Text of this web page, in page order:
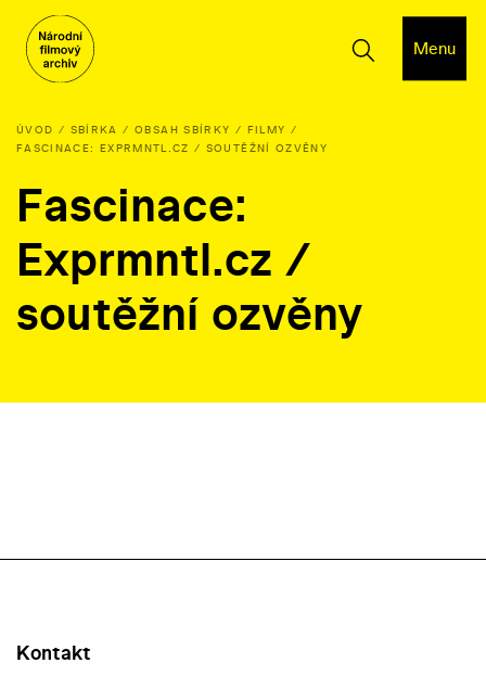
Menu
ÚVOD SBÍRKA OBSAH SBÍRKY
FILMY
FASCINACE: EXPRMNTL.CZ / SOUTĚŽNÍ OZVĚNY
Fascinace:
Exprmntl.cz /
soutěžní ozvěny
Kontakt